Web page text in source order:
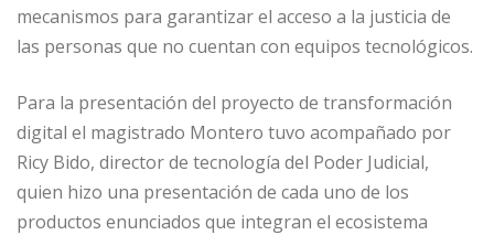
mecanismos para garantizar el acceso a la justicia de
las personas que no cuentan con equipos tecnológicos.
Para la presentación del proyecto de transformación
digital el magistrado Montero tuvo acompañado por
Ricy Bido, director de tecnología del Poder Judicial,
quien hizo una presentación de cada uno de los
productos enunciados que integran el ecosistema